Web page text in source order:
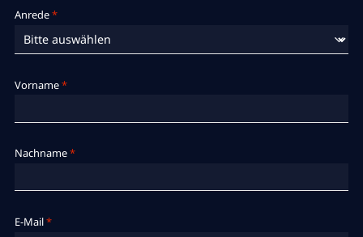
Anrede*
Vorname*
Nachname*
E-Mail*